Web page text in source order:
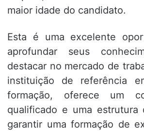
maior idade do candidato.
Esta é uma excelente
aprofundar seus
destacar no mercado de
instituição de referência
formação, oferece um
qualificado e uma estrutura
garantir uma formação de